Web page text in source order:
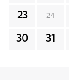
23 24
30 31